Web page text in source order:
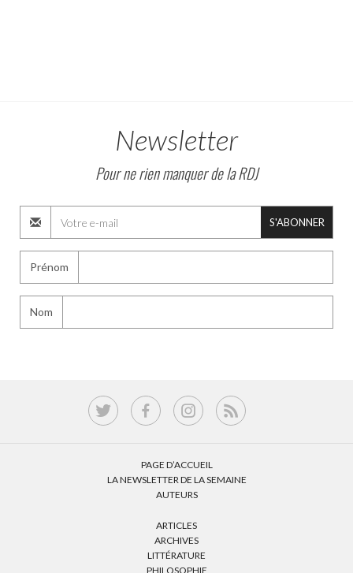
Newsletter
Pour ne rien manquer de la RDJ
S'ABONNER
Prénom
Nom
PAGE D’ACCUEIL
LA NEWSLETTER DE LA SEMAINE
AUTEURS
ARTICLES
ARCHIVES
LITTÉRATURE
PHILOSOPHIE